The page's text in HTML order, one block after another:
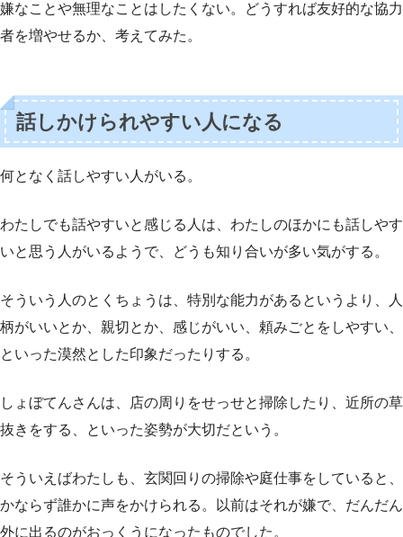
嫌なことや無理なことはしたくない。どうすれば友好的な協力
者を増やせるか、考えてみた。
話しかけられやすい人になる
何となく話しやすい人がいる。
わたしでも話やすいと感じる人は、わたしのほかにも話しやす
いと思う人がいるようで、どうも知り合いが多い気がする。
そういう人のとくちょうは、特別な能力があるというより、人
柄がいいとか、親切とか、感じがいい、頼みごとをしやすい、
といった漠然とした印象だったりする。
しょぼてんさんは、店の周りをせっせと掃除したり、近所の草
抜きをする、といった姿勢が大切だという。
そういえばわたしも、玄関回りの掃除や庭仕事をしていると、
かならず誰かに声をかけられる。以前はそれが嫌で、だんだん
外に出るのがおっくうになったものでした。